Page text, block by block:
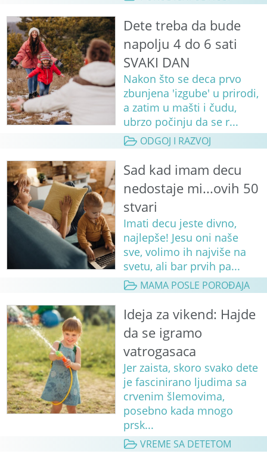
Dete treba da bude
napolju 4 do 6 sati
SVAKI DAN
Nakon što se deca prvo
zbunjena 'izgube' u prirodi,
a zatim u mašti i čudu,
ubrzo počinju da se r...
ODGOJ I RAZVOJ
Sad kad imam decu
nedostaje mi...ovih 50
stvari
Imati decu jeste divno,
najlepše! Jesu oni naše
sve, volimo ih najviše na
svetu, ali bar prvih pa...
MAMA POSLE POROĐAJA
Ideja za vikend: Hajde
da se igramo
vatrogasaca
Jer zaista, skoro svako dete
je fascinirano ljudima sa
crvenim šlemovima,
posebno kada mnogo
prsk...
VREME SA DETETOM